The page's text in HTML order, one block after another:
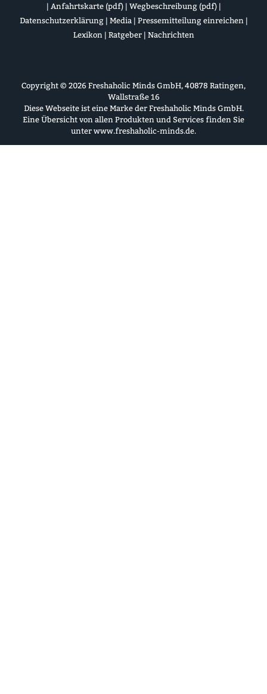
| Anfahrtskarte (pdf)| Wegbeschreibung (pdf)|
Datenschutzerklärung| Media | Pressemitteilung einreichen |
Lexikon | Ratgeber| Nachrichten
Copyright © 2026 Freshaholic Minds GmbH, 40878 Ratingen,
Wallstraße 16
Diese Webseite ist eine Marke der Freshaholic Minds GmbH.
Eine Übersicht von allen Produkten und Services finden Sie
unter www.freshaholic-minds.de.